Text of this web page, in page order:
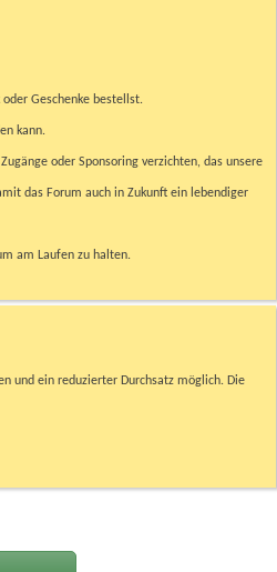
Geschenke bestellst.
kann.
oder Sponsoring verzichten, das unsere
das Forum auch in Zukunft ein lebendiger
am Laufen zu halten.
und ein reduzierter Durchsatz möglich. Die